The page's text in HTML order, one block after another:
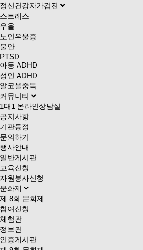
정신건강자가검진
스트레스
우울
노인우울증
불안
PTSD
아동 ADHD
성인 ADHD
알코올중독
커뮤니티
1대1 온라인상담실
공지사항
기관동정
문의하기
행사안내
일반게시판
교육신청
자원봉사신청
문화제
제 8회 문화제
참여신청
체험관
정보관
인증게시판